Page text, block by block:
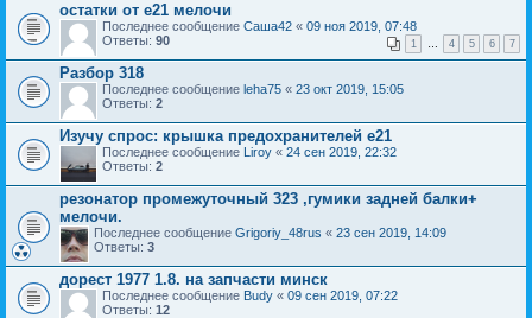
остатки от е21 мелочи
Последнее сообщение Саша42 « 09 ноя 2019, 07:48
Ответы: 90 1 … 4 5 6 7
Разбор 318
Последнее сообщение leha75 « 23 окт 2019, 15:05
Ответы: 2
Изучу спрос: крышка предохранителей е21
Последнее сообщение Liroy « 24 сен 2019, 22:32
Ответы: 2
резонатор промежуточный 323 ,гумики задней балки+
мелочи.
Последнее сообщение Grigoriy_48rus « 23 сен 2019, 14:09
Ответы: 3
дорест 1977 1.8. на запчасти минск
Последнее сообщение Budy « 09 сен 2019, 07:22
Ответы: 12